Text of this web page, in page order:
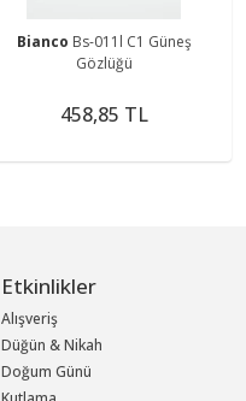
Bianco Bs-011l C1 Güneş
Gözlüğü
458,85 TL
Etkinlikler
Alışveriş
Düğün & Nikah
Doğum Günü